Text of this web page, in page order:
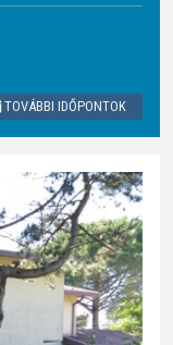
TOVÁBBI IDŐPONTOK